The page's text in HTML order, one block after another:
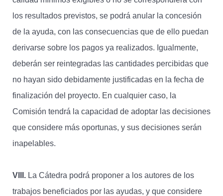
los resultados previstos, se podrá anular la concesión
de la ayuda, con las consecuencias que de ello puedan
derivarse sobre los pagos ya realizados. Igualmente,
deberán ser reintegradas las cantidades percibidas que
no hayan sido debidamente justificadas en la fecha de
finalización del proyecto. En cualquier caso, la
Comisión tendrá la capacidad de adoptar las decisiones
que considere más oportunas, y sus decisiones serán
inapelables.
VIII. La Cátedra podrá proponer a los autores de los
trabajos beneficiados por las ayudas, y que considere